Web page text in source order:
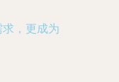
，更成为